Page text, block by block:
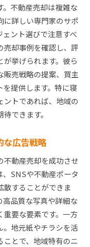
不動産売却は複雑な
に詳しい専門家のサポ
ント選びで注意すべ
売却事例を確認し、評
挙げられます。彼ら
販売戦略の提案、買主
提供します。特に寝
ントであれば、地域の
できます。
な広告戦略
不動産売却を成功させ
SNSや不動産ポータ
散することができま
高品質な写真や詳細な
要な要素です。一方
。地元紙やチラシを活
とで、地域特有のニ